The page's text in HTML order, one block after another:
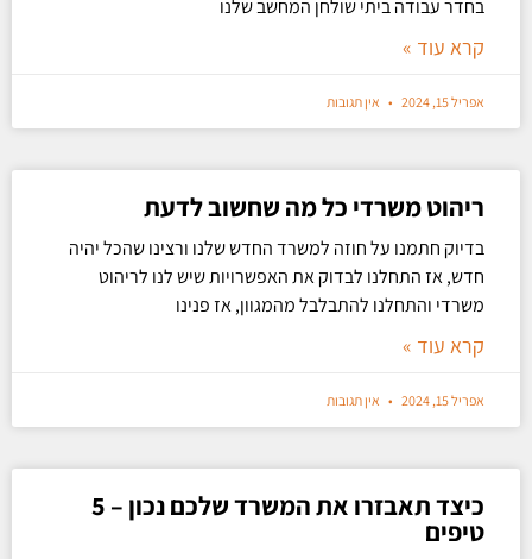
בחדר עבודה ביתי שולחן המחשב שלנו
קרא עוד »
אפריל 15, 2024 אין תגובות
ריהוט משרדי כל מה שחשוב לדעת
בדיוק חתמנו על חוזה למשרד החדש שלנו ורצינו שהכל יהיה
חדש, אז התחלנו לבדוק את האפשרויות שיש לנו לריהוט
משרדי והתחלנו להתבלבל מהמגוון, אז פנינו
קרא עוד »
אפריל 15, 2024 אין תגובות
כיצד תאבזרו את המשרד שלכם נכון – 5
טיפים